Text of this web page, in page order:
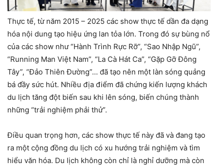
Thực tế, từ năm 2015 – 2025 các show thực tế dần đa dạng
hóa nội dung tạo hiệu ứng lan tỏa lớn. Trong đó sự bùng nổ
của các show như “Hành Trình Rực Rỡ”, “Sao Nhập Ngũ”,
“Running Man Việt Nam”, “La Cà Hát Ca”, “Gặp Gỡ Đông
Tây”, “Đảo Thiên Đường”… đã tạo nên một làn sóng quảng
bá đầy sức hút. Nhiều địa điểm đã chứng kiến lượng khách
du lịch tăng đột biến sau khi lên sóng, biến chúng thành
những “trải nghiệm phải thử”.
Điều quan trọng hơn, các show thực tế này đã và đang tạo
ra một cộng đồng du lịch có xu hướng trải nghiệm và tìm
hiểu văn hóa. Du lịch không còn chỉ là nghỉ dưỡng mà còn